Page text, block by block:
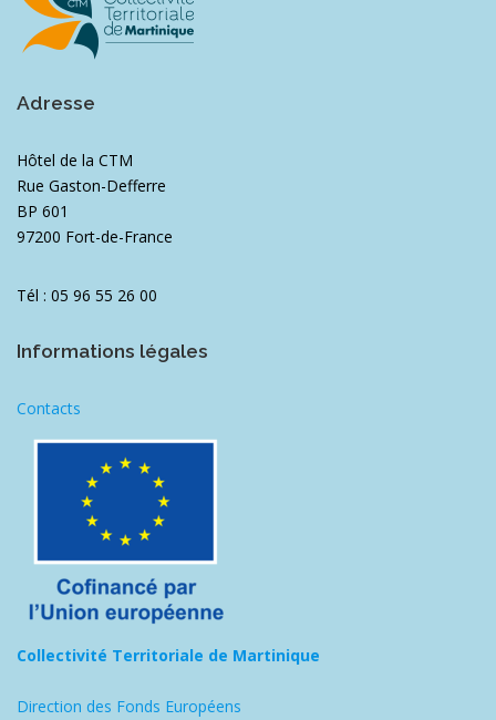
Adresse
Hôtel de la CTM
Rue Gaston-Defferre
BP 601
97200 Fort-de-France
Tél : 05 96 55 26 00
Informations légales
Contacts
Collectivité Territoriale de Martinique
Direction des Fonds Européens